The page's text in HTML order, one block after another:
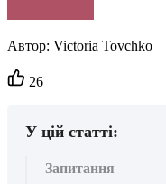
Автор: Victoria Tovchko
Кількість
вподобайок:
26
У цій статті:
Запитання